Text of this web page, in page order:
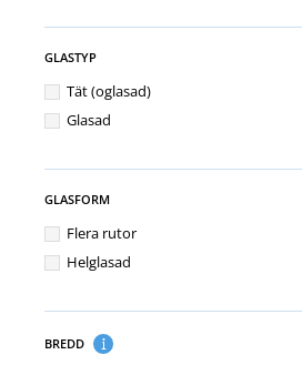
GLASTYP
Tät (oglasad)
Glasad
GLASFORM
Flera rutor
Helglasad
BREDD